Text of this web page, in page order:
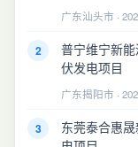
广东汕头市 ·
2
普宁维宁新
伏发电项目
广东揭阳市 ·
3
东莞泰合惠